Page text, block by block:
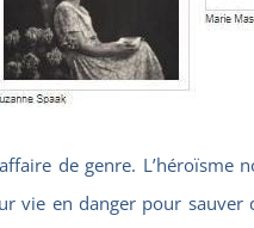
de genre.
vie en danger pour sauver